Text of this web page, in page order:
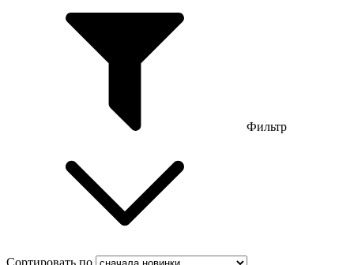
Фильтр
Сортировать по